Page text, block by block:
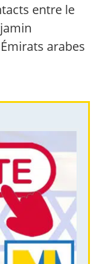
entre le
arabes